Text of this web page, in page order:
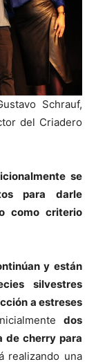
Schrauf,
del Criadero
se
para darle
como criterio
y están
silvestres
a estreses
dos
de cherry para
realizando una